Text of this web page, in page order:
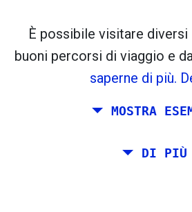
flight_takeoff
Prova questo open_in_new
Trovato in precedenza:
. Stima: 52 kg CO . Di Più:
È possibile visitare diversi
buoni percorsi di viaggio e
saperne di più.
MOSTRA
Pianificare un viaggio via
DI PIÙ